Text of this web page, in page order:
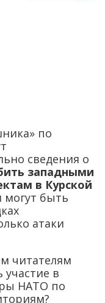
по
сведения о
западными
в Курской
могут быть
атаки
читателям
в
НАТО по